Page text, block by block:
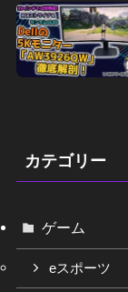
カテゴリー
ゲーム
eスポーツ